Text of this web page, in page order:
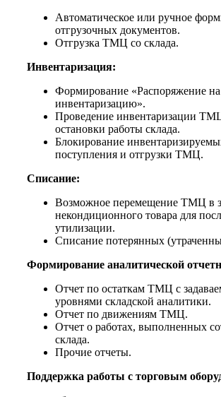
Автоматическое или ручное
отгрузочных документов.
Отгрузка ТМЦ со склада.
Инвентаризация:
Формирование «Распоряжение на
инвентаризацию».
Проведение инвентаризации
остановки работы склада.
Блокирование
поступления и отгрузки ТМЦ.
Списание:
Возможное перемещение ТМЦ в
некондиционного товара для
утилизации.
Списание потерянных
Формирование аналитической
Отчет по остаткам ТМЦ с
уровнями складской аналитики.
Отчет по движениям ТМЦ.
Отчет о работах, выполненных
склада.
Прочие отчеты.
Поддержка работы с торговым